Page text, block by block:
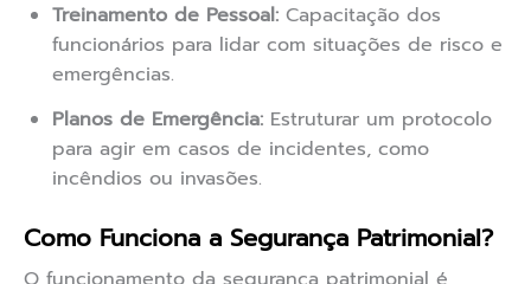
Treinamento de Pessoal: Capacitação dos
funcionários para lidar com situações de risco e
emergências.
Planos de Emergência: Estruturar um protocolo
para agir em casos de incidentes, como
incêndios ou invasões.
Como Funciona a Segurança Patrimonial?